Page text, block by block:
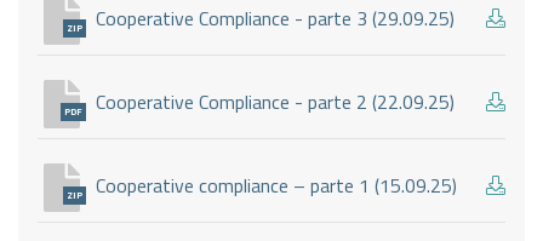
ZIP Cooperative Compliance - parte 3 (29.09.25)
PDF Cooperative Compliance - parte 2 (22.09.25)
ZIP Cooperative compliance – parte 1 (15.09.25)